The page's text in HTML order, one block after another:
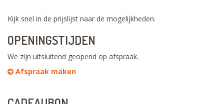
Kijk snel in de prijslijst naar de mogelijkheden.
OPENINGSTIJDEN
We zijn uitsluitend geopend op afspraak.
Afspraak maken